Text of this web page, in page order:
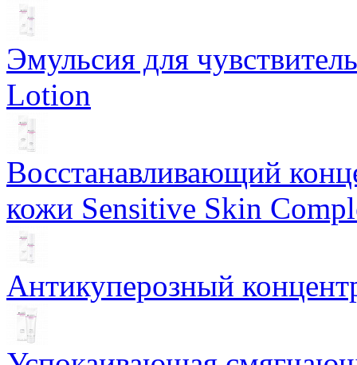
Эмульсия для
Lotion
Восстанавливающий
кожи Sensitive Skin
Антикуперозный